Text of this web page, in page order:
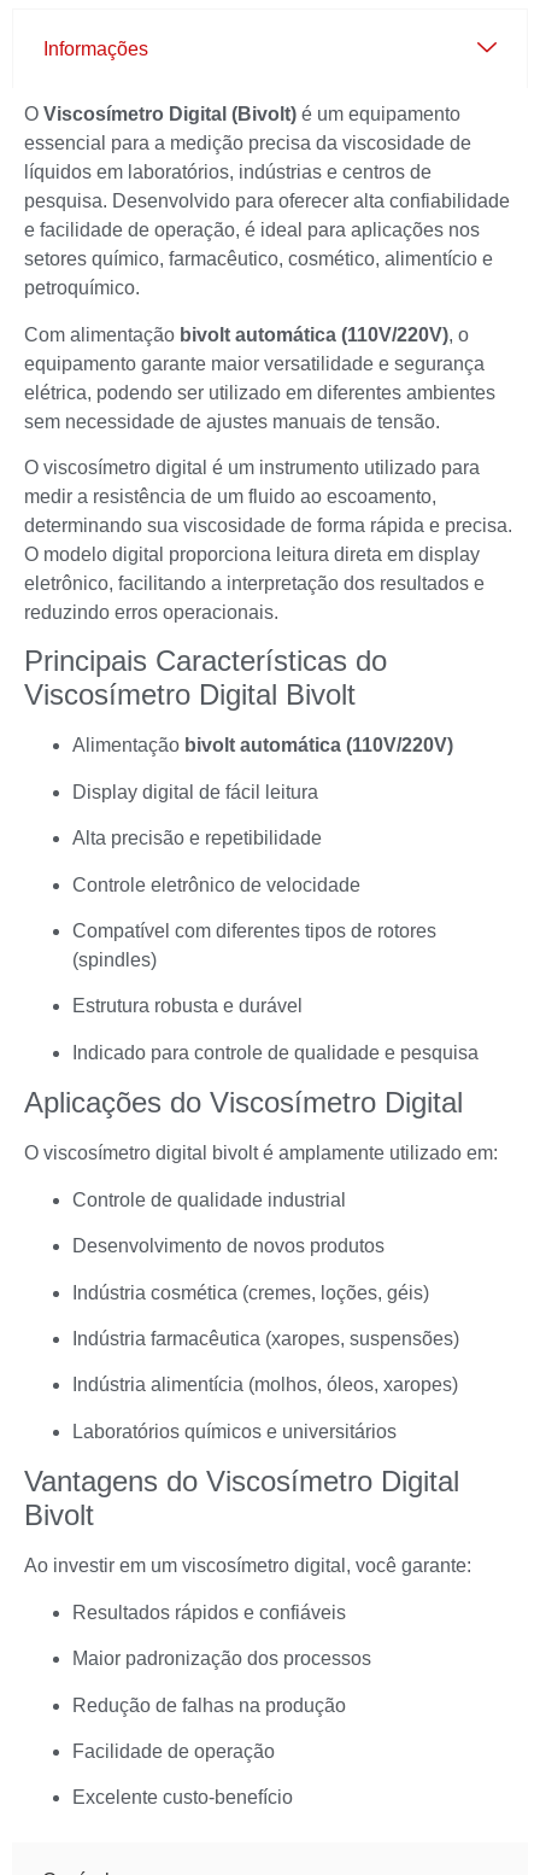
Informações
O Viscosímetro Digital (Bivolt) é um equipamento
essencial para a medição precisa da viscosidade de
líquidos em laboratórios, indústrias e centros de
pesquisa. Desenvolvido para oferecer alta confiabilidade
e facilidade de operação, é ideal para aplicações nos
setores químico, farmacêutico, cosmético, alimentício e
petroquímico.
Com alimentação bivolt automática (110V/220V), o
equipamento garante maior versatilidade e segurança
elétrica, podendo ser utilizado em diferentes ambientes
sem necessidade de ajustes manuais de tensão.
O viscosímetro digital é um instrumento utilizado para
medir a resistência de um fluido ao escoamento,
determinando sua viscosidade de forma rápida e precisa.
O modelo digital proporciona leitura direta em display
eletrônico, facilitando a interpretação dos resultados e
reduzindo erros operacionais.
Principais Características do
Viscosímetro Digital Bivolt
Alimentação bivolt automática (110V/220V)
Display digital de fácil leitura
Alta precisão e repetibilidade
Controle eletrônico de velocidade
Compatível com diferentes tipos de rotores
(spindles)
Estrutura robusta e durável
Indicado para controle de qualidade e pesquisa
Aplicações do Viscosímetro Digital
O viscosímetro digital bivolt é amplamente utilizado em:
Controle de qualidade industrial
Desenvolvimento de novos produtos
Indústria cosmética (cremes, loções, géis)
Indústria farmacêutica (xaropes, suspensões)
Indústria alimentícia (molhos, óleos, xaropes)
Laboratórios químicos e universitários
Vantagens do Viscosímetro Digital
Bivolt
Ao investir em um viscosímetro digital, você garante:
Resultados rápidos e confiáveis
Maior padronização dos processos
Redução de falhas na produção
Facilidade de operação
Excelente custo-benefício